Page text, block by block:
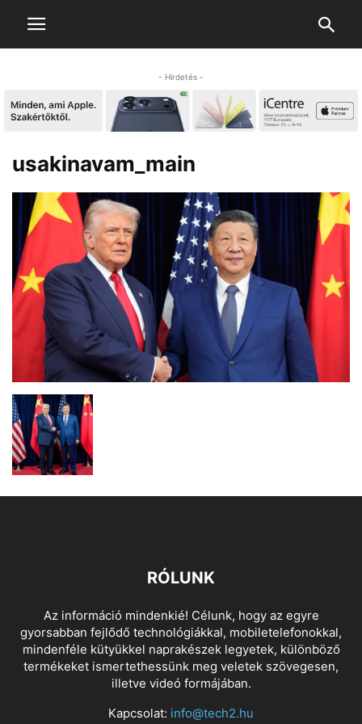
- Hirdetés -
usakinavam_main
RÓLUNK
Az információ mindenkié! Célunk, hogy az egyre
gyorsabban fejlődő technológiákkal, mobiletelefonokkal,
mindenféle kütyükkel naprakészek legyetek, különböző
termékeket ismertethessünk meg veletek szövegesen,
illetve videó formájában.
Kapcsolat: info@tech2.hu